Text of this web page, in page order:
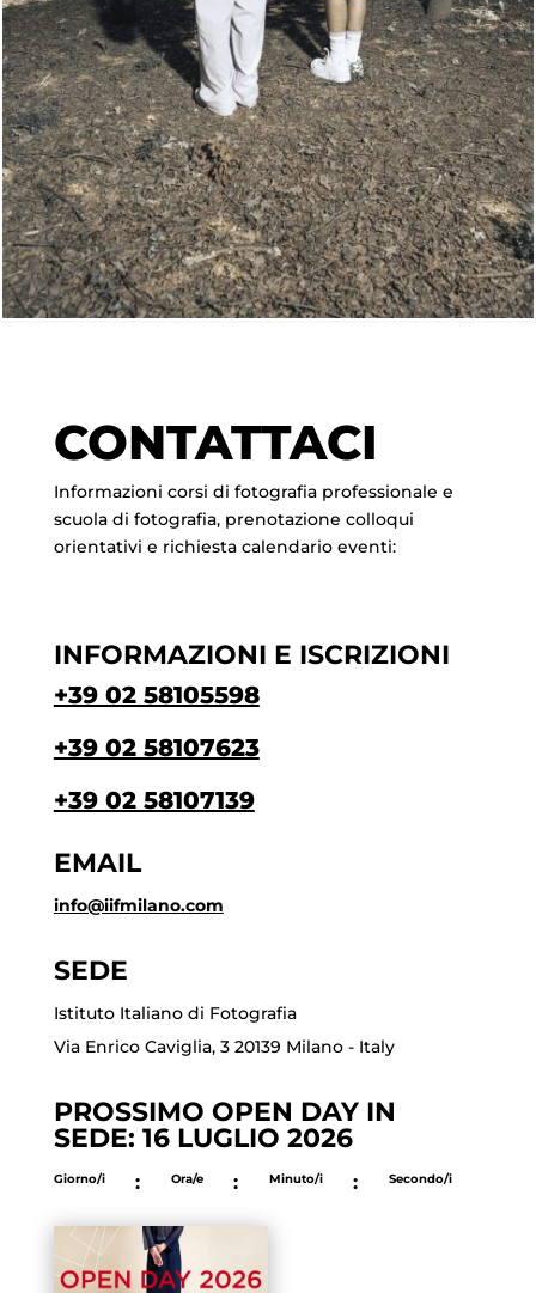
CONTATTACI
Informazioni corsi di fotografia professionale e
scuola di fotografia, prenotazione colloqui
orientativi e richiesta calendario eventi:
INFORMAZIONI E ISCRIZIONI
+39 02 58105598
+39 02 58107623
+39 02 58107139
EMAIL
info@iifmilano.com
SEDE
Istituto Italiano di Fotografia
Via Enrico Caviglia, 3 20139 Milano - Italy
PROSSIMO OPEN DAY IN
SEDE: 16 LUGLIO 2026
Giorno/i : Ora/e : Minuto/i : Secondo/i